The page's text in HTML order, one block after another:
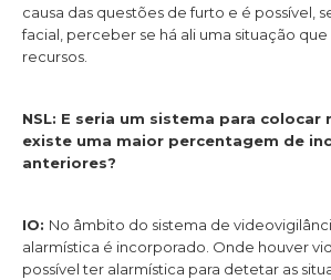
causa das questões de furto e é possível,
facial, perceber se há ali uma situação
recursos.
NSL: E seria um sistema para colocar
existe uma maior percentagem de
anteriores?
IO: No âmbito do sistema de
alarmística é incorporado. Onde houver
possível ter alarmística para detetar as